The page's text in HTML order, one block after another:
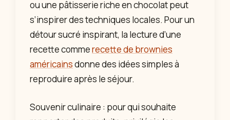
ou une pâtisserie riche en chocolat peut
s’inspirer des techniques locales. Pour un
détour sucré inspirant, la lecture d’une
recette commerecette de brownies
américainsdonne des idées simples à
reproduire après le séjour.
Souvenir culinaire : pour qui souhaite